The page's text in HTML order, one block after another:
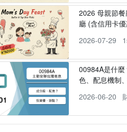
2026 母親節
廳 (含信用卡
2026-07-29
00984A是什
色、配息機制
2026-06-20